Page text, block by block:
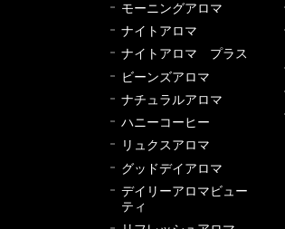
モーニングアロマ
ナイトアロマ
ナイトアロマ プラス
ビーンズアロマ
ナチュラルアロマ
ハニーコーヒー
リュクスアロマ
グッドデイアロマ
デイリーアロマビュー
ティ